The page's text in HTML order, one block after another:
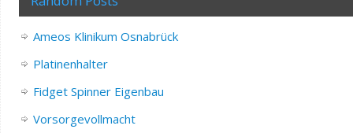
Ameos Klinikum Osnabrück
Platinenhalter
Fidget Spinner Eigenbau
Vorsorgevollmacht